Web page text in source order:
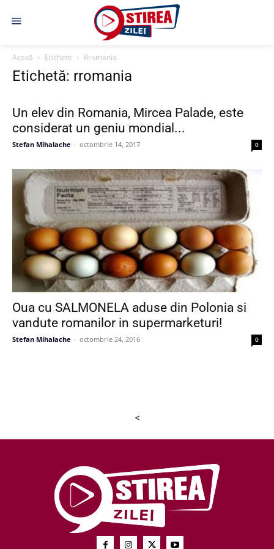
Acasă Etichete Rromania
Etichetă: rromania
Un elev din Romania, Mircea Palade, este
considerat un geniu mondial...
Stefan Mihalache - octombrie 14, 2017 0
Oua cu SALMONELA aduse din Polonia si
vandute romanilor in supermarketuri!
Stefan Mihalache - octombrie 24, 2016 0
<